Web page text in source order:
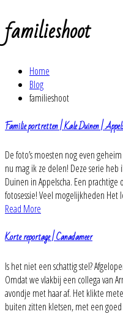
familieshoot
Home
Blog
familieshoot
Familie portretten | Kale Duinen |
De foto’s moesten nog even
nu mag ik ze delen! Deze serie
Duinen in Appelscha. Een
fotosessie! Veel mogelijkheden Het
Read More
Korte reportage | Canadameer
Is het niet een schattig stel?
Omdat we vlakbij een collega van
avondje met haar af. Het klikte
buiten zitten kletsen, met een